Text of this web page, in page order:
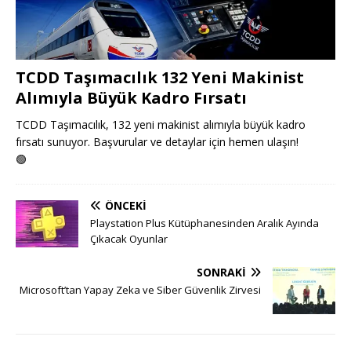
TCDD Taşımacılık 132 Yeni Makinist
Alımıyla Büyük Kadro Fırsatı
TCDD Taşımacılık, 132 yeni makinist alımıyla büyük kadro
fırsatı sunuyor. Başvurular ve detaylar için hemen ulaşın!
🟢
ÖNCEKI
Playstation Plus Kütüphanesinden Aralık Ayında
Çıkacak Oyunlar
SONRAKI
Microsoft’tan Yapay Zeka ve Siber Güvenlik Zirvesi